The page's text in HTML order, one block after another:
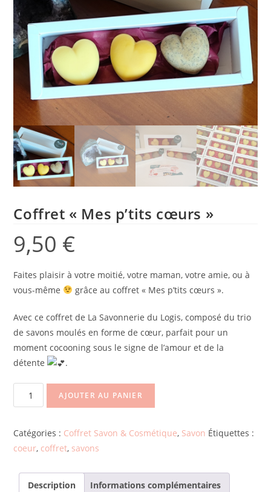
Coffret « Mes p’tits cœurs »
9,50 €
Faites plaisir à votre moitié, votre maman, votre amie, ou à
vous-même
grâce au coffret « Mes p’tits cœurs ».
Avec ce coffret de La Savonnerie du Logis, composé du trio
de savons moulés en forme de cœur, parfait pour un
moment cocooning sous le signe de l’amour et de la
détente
.
AJOUTER AU PANIER
Catégories : Coffret Savon & Cosmétique, Savon Étiquettes :
coeur, coffret, savons
Description Informations complémentaires